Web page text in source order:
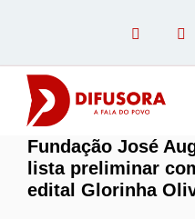
Fundação José
lista preliminar
edital Glorinha